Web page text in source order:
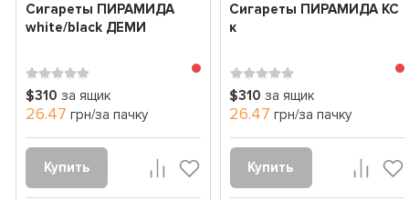
Сигареты ПИРАМИДА
white/black ДЕМИ
$310 за ящик
26.47 грн/за пачку
Купить
Сигареты ПИРАМИДА КС
к
$310 за ящик
26.47 грн/за пачку
Купить